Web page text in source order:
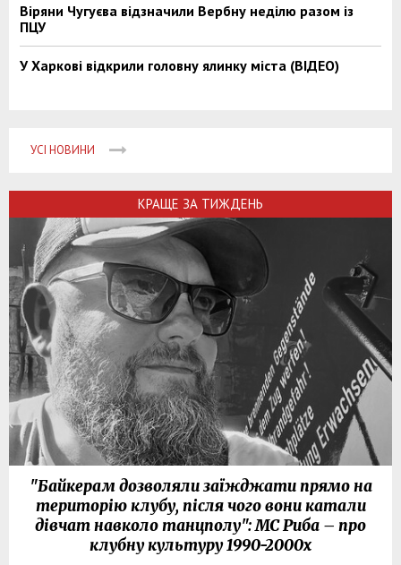
Віряни Чугуєва відзначили Вербну неділю разом із
ПЦУ
У Харкові відкрили головну ялинку міста (ВІДЕО)
УСІ НОВИНИ
КРАЩЕ ЗА ТИЖДЕНЬ
"Байкерам дозволяли заїжджати прямо на
територію клубу, після чого вони катали
дівчат навколо танцполу": МС Риба – про
клубну культуру 1990-2000х